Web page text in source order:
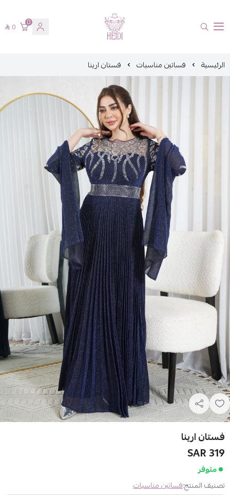
هايدي فاشن
0
0
الرئيسية فساتين مناسبات فستان ارينا
فستان ارينا
319 SAR
متوفر
تصنيف المنتج:فساتين مناسبات